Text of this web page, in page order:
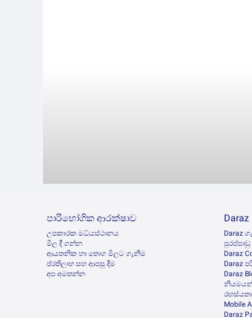
පාරිභෝගික ආරක්ෂාව
උපකාරක මධ්යස්ථානය
මිල දී ගන්න
ආයතනික හා තොග මිලට ගැනීම
ප්රතිලාභ සහ ආපසු දීම
අප අමතන්න
Daraz
Daraz
පුරප්පාඩු
Daraz
Daraz
Daraz
Mobile
Daraz